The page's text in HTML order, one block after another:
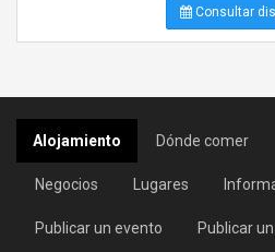
Consultar
Alojamiento Dónde comer
Negocios Lugares
Publicar un evento Publicar